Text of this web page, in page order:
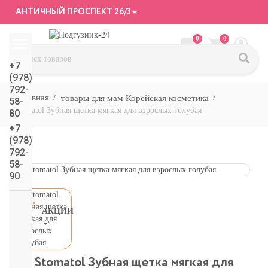
АНТИЧНЫЙ ПРОСПЕКТ 26/3
0 0
+7
(978)
792-
58-
80
+7
(978)
792-
58-
90
АКЦИИ
СМОТРЕТЬ
ВСЕ
подгузники/
товары для мам Корейская косметика
Stomatol Зубная щетка мягкая для взрослых голубая
Stomatol Зубная щетка мягкая для